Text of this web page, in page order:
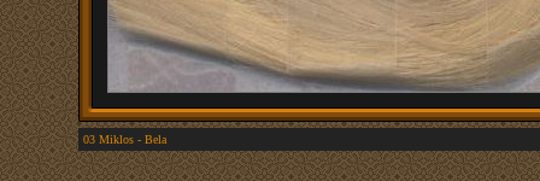
03 Miklos - Bela